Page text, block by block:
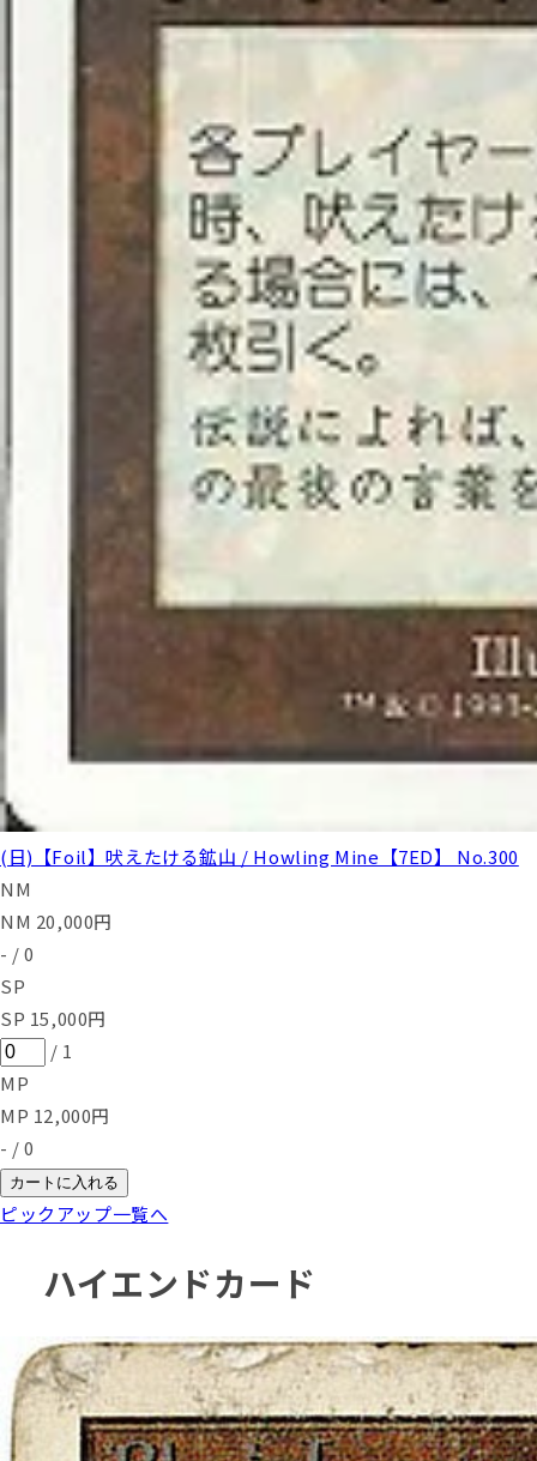
(日)【Foil】吠えたける鉱山 / Howling Mine【7ED】 No.300
NM
NM 20,000円
- / 0
SP
SP 15,000円
/ 1
MP
MP 12,000円
- / 0
カートに入れる
ピックアップ一覧へ
ハイエンドカード